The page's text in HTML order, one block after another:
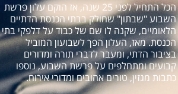
הכל התחיל לפני 25 שנה, אז הוקם עלון פרשת
השבוע "שבתון" שחולק בבתי הכנסת הדתיים
הלאומיים, שקנה לו שם של כבוד על דלפקי בתי
הכנסת. מאז, העלון הפך לשבועון המוביל
בציבור הדתי, ומעבר לדברי תורה ומדורים
קבועים ומתחלפים על פרשת השבוע, נוספו
כתבות מגזין, טורים אהובים ומדורי אירוח.